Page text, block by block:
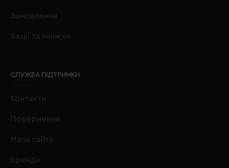
Замовлення
Акції та знижки
СЛУЖБА ПІДТРИМКИ
Контакти
Повернення
Мапа сайту
Бренди